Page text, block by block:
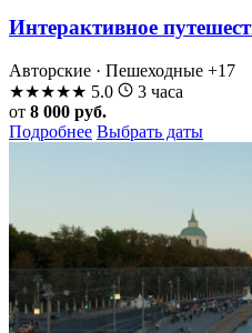
Интерактивное
Авторские · Пешеходные +17
★★★★★ 5.0
3 часа
от 8 000 руб.
Подробнее Выбрать даты